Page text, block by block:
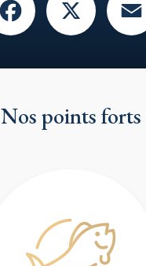
Nos points forts